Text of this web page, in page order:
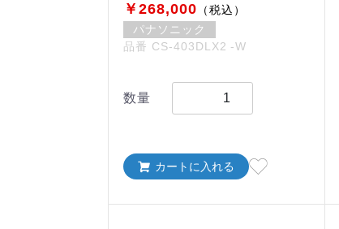
￥268,000 （税込）
パナソニック
品番 CS-403DLX2 -W
数量
カートに入れる